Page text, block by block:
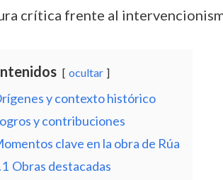
crítica frente al
ocultar
y contexto histórico
y contribuciones
clave en la obra de Rúa
Obras destacadas